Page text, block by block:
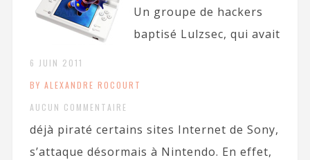
6 JUIN 2011
BY ALEXANDRE ROCOURT
AUCUN COMMENTAIRE
Un groupe de hackers
baptisé Lulzsec, qui avait
déjà piraté certains sites Internet de Sony,
s’attaque désormais à Nintendo. En effet,